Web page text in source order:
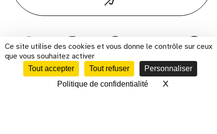
Ce site utilise des cookies et vous donne le contrôle sur ceux
que vous souhaitez activer
Tout accepter Tout refuser
Personnaliser
Politique de confidentialité
XMasquer le
CALENDRIER
s'inscrire à la newsletter